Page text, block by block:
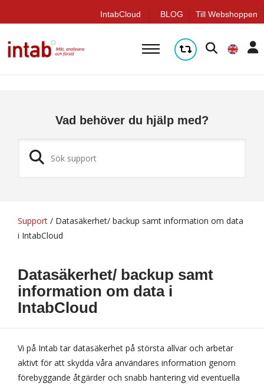
IntabCloud BLOG Till Webshoppen
Vad behöver du hjälp med?
Support / Datasäkerhet/ backup samt information om data
i IntabCloud
Datasäkerhet/ backup samt
information om data i
IntabCloud
Vi på Intab tar datasäkerhet på största allvar och arbetar
aktivt för att skydda våra användares information genom
förebyggande åtgärder och snabb hantering vid eventuella